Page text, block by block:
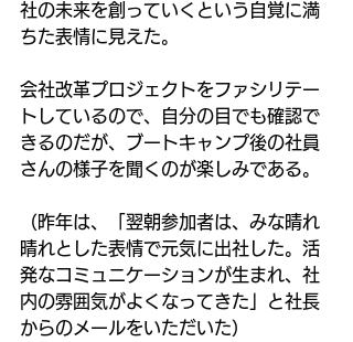
社の未来を創っていくという自覚に満
ちた表情に見えた。
会社改革プロジェクトをファシリテー
トしているので、自分の目でも確認で
きるのだが、ブートキャンプ後の社員
さんの様子を聞くのが楽しみである。
（昨年は、「翌朝参加者は、みな晴れ
晴れとした表情で元気に出社した。活
発なコミュニケーションが生まれ、社
内の雰囲気がよくなってきた」と社長
からのメールをいただいた）